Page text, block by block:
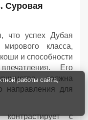
Суровая
что успех Дубая
класса,
и способности
Его
должна
направления для
с
работы сайта,